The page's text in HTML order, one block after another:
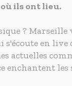
ils ont lieu.
?
en live
actuelles
les